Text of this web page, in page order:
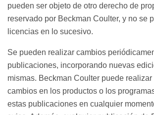
pueden ser objeto de otro derecho de
reservado por Beckman Coulter, y no se
licencias en lo sucesivo.
Se pueden realizar cambios
publicaciones, incorporando nuevas
mismas. Beckman Coulter puede
cambios en los productos o los
estas publicaciones en cualquier